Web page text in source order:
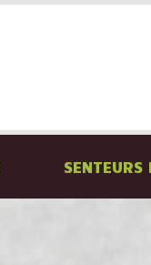
SENTEURS